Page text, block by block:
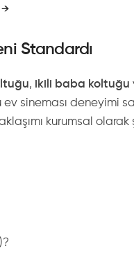
→
Standardı
, ikili baba koltuğu
ev sineması
kurumsal